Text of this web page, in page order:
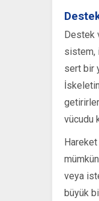
Destek
sistem,
sert bir
vücudu
veya
büyük